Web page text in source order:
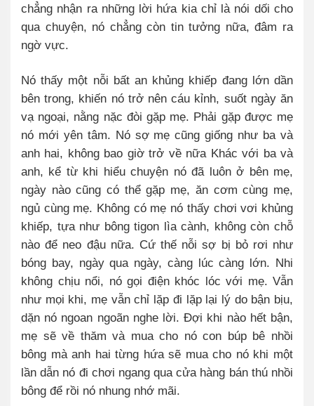
chẳng nhận ra những lời hứa kia chỉ là nói dối cho
qua chuyện, nó chẳng còn tin tưởng nữa, đâm ra
ngờ vực.
Nó thấy một nỗi bất an khủng khiếp đang lớn dần
bên trong, khiến nó trở nên cáu kỉnh, suốt ngày ăn
vạ ngoại, nằng nặc đòi gặp mẹ. Phải gặp được mẹ
nó mới yên tâm. Nó sợ mẹ cũng giống như ba và
anh hai, không bao giờ trở về nữa Khác với ba và
anh, kể từ khi hiểu chuyện nó đã luôn ở bên mẹ,
ngày nào cũng có thể gặp mẹ, ăn cơm cùng mẹ,
ngủ cùng mẹ. Không có mẹ nó thấy chơi vơi khủng
khiếp, tựa như bông tigon lìa cành, không còn chỗ
nào để neo đậu nữa. Cứ thế nỗi sợ bị bỏ rơi như
bóng bay, ngày qua ngày, càng lúc càng lớn. Nhi
không chịu nổi, nó gọi điện khóc lóc với mẹ. Vẫn
như mọi khi, mẹ vẫn chỉ lặp đi lặp lại lý do bận bịu,
dặn nó ngoan ngoãn nghe lời. Đợi khi nào hết bận,
mẹ sẽ về thăm và mua cho nó con búp bê nhồi
bông mà anh hai từng hứa sẽ mua cho nó khi một
lần dẫn nó đi chơi ngang qua cửa hàng bán thú nhồi
bông để rồi nó nhung nhớ mãi.